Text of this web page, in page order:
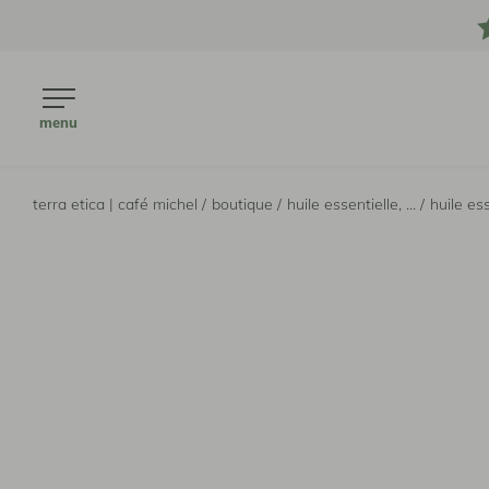
menu
terra etica | café michel / boutique / huile essentielle, ... / huile